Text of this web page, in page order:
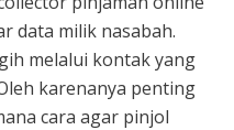
data milik nasabah.
melalui kontak yang
karenanya penting
cara agar pinjol